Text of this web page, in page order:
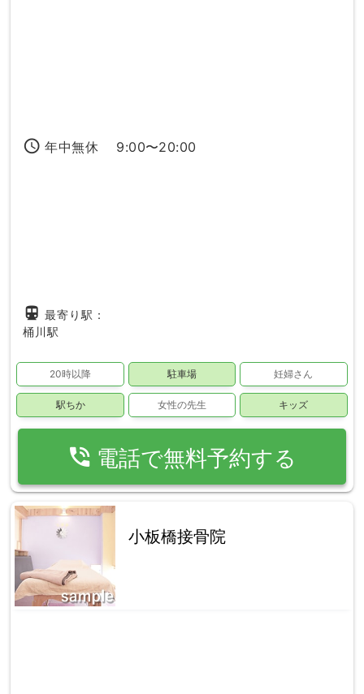
access_time 年中無休 9:00〜20:00
directions_subway 最寄り駅：
桶川駅
20時以降 駐車場 妊婦さん
駅ちか 女性の先生 キッズ
phone_in_talk 電話で無料予約する
小板橋接骨院